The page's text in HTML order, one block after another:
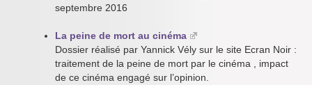
septembre 2016
La peine de mort au cinéma
Dossier réalisé par Yannick Vély sur le site Ecran Noir :
traitement de la peine de mort par le cinéma , impact
de ce cinéma engagé sur l’opinion.